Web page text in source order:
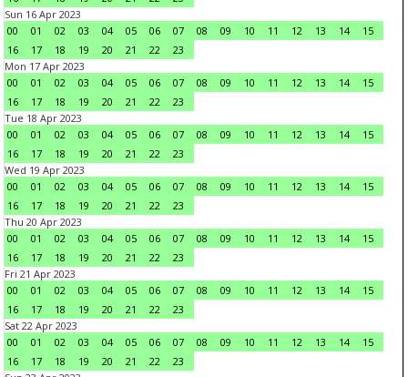
Sun 16 Apr 2023
00
01 02 03 04 05 06 07 08 09 10 11 12 13 14
15
16
17 18 19 20 21 22
23
Mon 17 Apr 2023
00
01 02 03 04 05 06 07 08 09 10 11 12 13 14
15
16
17 18 19 20 21 22
23
Tue 18 Apr 2023
00
01 02 03 04 05 06 07 08 09 10 11 12 13 14
15
16
17 18 19 20 21 22
23
Wed 19 Apr 2023
00
01 02 03 04 05 06 07 08 09 10 11 12 13 14
15
16
17 18 19 20 21 22
23
Thu 20 Apr 2023
00
01 02 03 04 05 06 07 08 09 10 11 12 13 14
15
16
17 18 19 20 21 22
23
Fri 21 Apr 2023
00
01 02 03 04 05 06 07 08 09 10 11 12 13 14
15
16
17 18 19 20 21 22
23
Sat 22 Apr 2023
00
01 02 03 04 05 06 07 08 09 10 11 12 13 14
15
16
17 18 19 20 21 22
23